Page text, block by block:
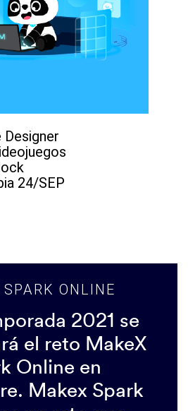
24/SEP
ONLINE
2021 se
el reto MakeX
Online en
Makex Spark